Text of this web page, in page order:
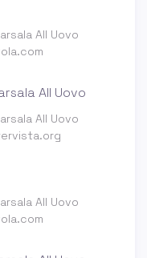
All Uovo
All Uovo
All Uovo